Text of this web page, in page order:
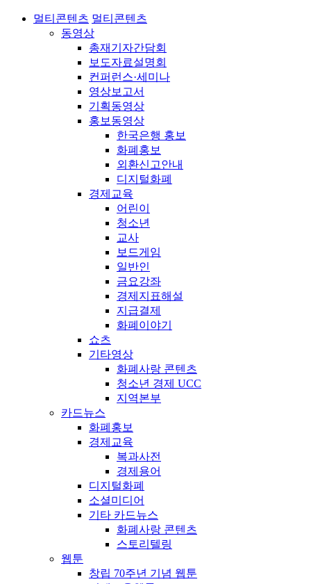
멀티콘텐츠 멀티콘텐츠
동영상
총재기자간담회
보도자료설명회
컨퍼런스·세미나
영상보고서
기획동영상
홍보동영상
한국은행 홍보
화폐홍보
외환신고안내
디지털화폐
경제교육
어린이
청소년
교사
보드게임
일반인
금요강좌
경제지표해설
지급결제
화폐이야기
쇼츠
기타영상
화폐사랑 콘텐츠
청소년 경제 UCC
지역본부
카드뉴스
화폐홍보
경제교육
복과사전
경제용어
디지털화폐
소셜미디어
기타 카드뉴스
화폐사랑 콘텐츠
스토리텔링
웹툰
창립 70주년 기념 웹툰